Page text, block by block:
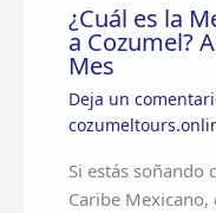
¿Cuál es la
a Cozumel?
Mes
Deja un
Si estás soñando
Caribe